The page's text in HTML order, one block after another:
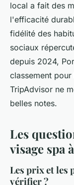
local a fait des
l'efficacité
fidélité des
sociaux
depuis 2024,
classement
TripAdvisor ne
belles notes.
Les
visage spa
Les prix et les
vérifier ?